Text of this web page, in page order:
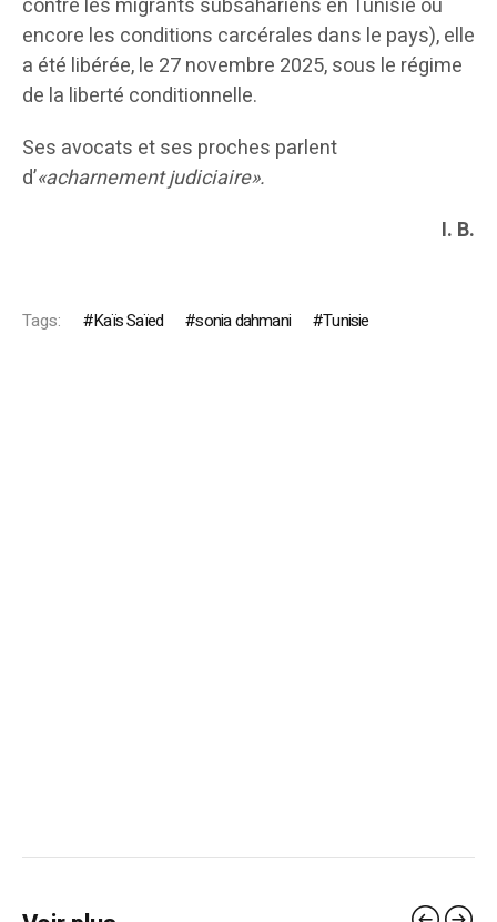
contre les migrants subsahariens en Tunisie ou
encore les conditions carcérales dans le pays), elle
a été libérée, le 27 novembre 2025, sous le régime
de la liberté conditionnelle.
Ses avocats et ses proches parlent
d’«acharnement judiciaire».
I. B.
Tags: Kaïs Saïed sonia dahmani Tunisie